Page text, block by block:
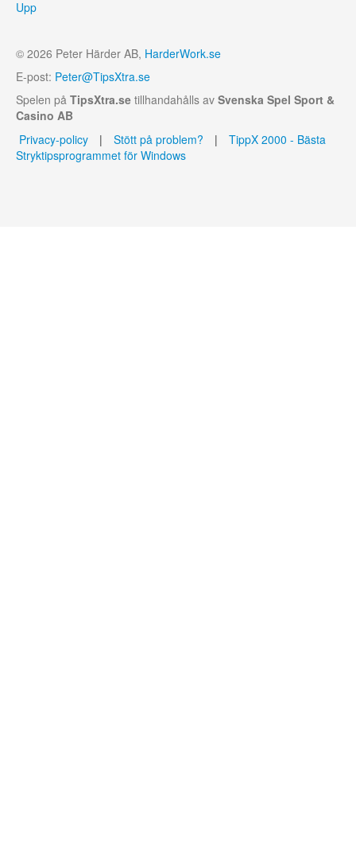
Upp
© 2026 Peter Härder AB, HarderWork.se
E-post: Peter@TipsXtra.se
Spelen på TipsXtra.se tillhandahålls av Svenska Spel Sport &
Casino AB
Privacy-policy
| Stött på problem? |
TippX 2000 - Bästa
Stryktipsprogrammet för Windows